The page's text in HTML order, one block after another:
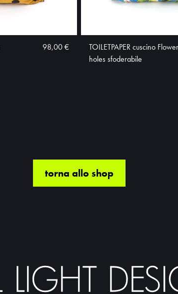
98,00 €
TOILETPAPER cuscino
holes sfoderabile
torna allo shop